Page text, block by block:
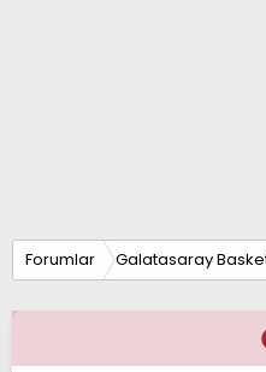
Forumlar Galatasaray